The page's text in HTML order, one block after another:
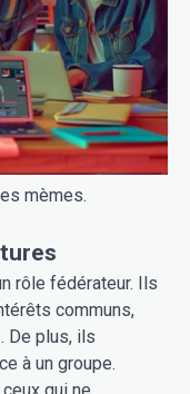
mèmes.
rôle fédérateur. Ils
communs,
De plus, ils
à un groupe.